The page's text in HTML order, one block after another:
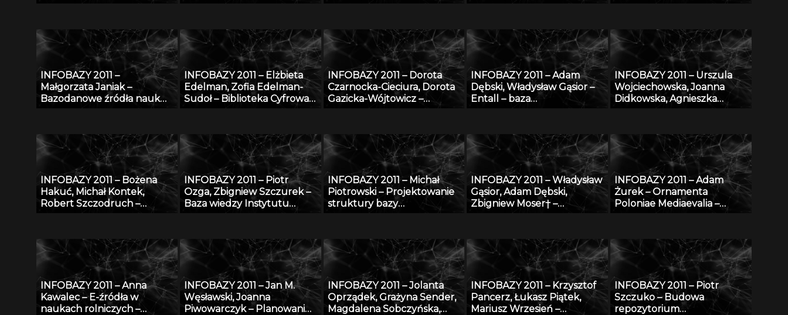
wiedzą i badaniami
naukowymi w IMP w Łodzi
działania, zasoby i
perspektywy
INFOBAZY 2011 –
Małgorzata Janiak –
Bazodanowe źródła nauk
INFOBAZY 2011 – Elżbieta
Edelman, Zofia Edelman-
Sudoł – Biblioteka Cyfrowa
stan obecny i przyszłość
INFOBAZY 2011 – Dorota
Czarnocka-Cieciura, Dorota
Gazicka-Wójtowicz –
coś więcej niż Biblioteka
Cyfrowa
INFOBAZY 2011 – Adam
Dębski, Władysław Gąsior –
Entall – baza
układu Li-Si
INFOBAZY 2011 – Urszula
Wojciechowska, Joanna
Didkowska, Agnieszka
wymiany wiedzy o
zagrożeniu nowotworami
złośliwymi
INFOBAZY 2011 – Bożena
Hakuć, Michał Kontek,
Robert Szczodruch –
Pomorskiej Bibliotece
Cyfrowej
INFOBAZY 2011 – Piotr
Ozga, Zbigniew Szczurek –
Baza wiedzy Instytutu
naukowego ITB nauce i
gospodarce
INFOBAZY 2011 – Michał
Piotrowski – Projektowanie
struktury bazy
ograniczonych zasobów
INFOBAZY 2011 – Władysław
Gąsior, Adam Dębski,
Zbigniew Moser† –
fizykochemicznych metali i
stopów
INFOBAZY 2011 – Adam
Żurek – Ornamenta
Poloniae Mediaevalia –
form i detalu na tle
europejskim
INFOBAZY 2011 – Anna
Kawalec – E-źródła w
naukach rolniczych –
INFOBAZY 2011 – Jan M.
Węsławski, Joanna
Piwowarczyk – Planowanie
INFOBAZY 2011 – Jolanta
Oprządek, Grażyna Sender,
Magdalena Sobczyńska,
INFOBAZY 2011 – Krzysztof
Pancerz, Łukasz Piątek,
Mariusz Wrzesień –
INFOBAZY 2011 – Piotr
Szczuko – Budowa
repozytorium